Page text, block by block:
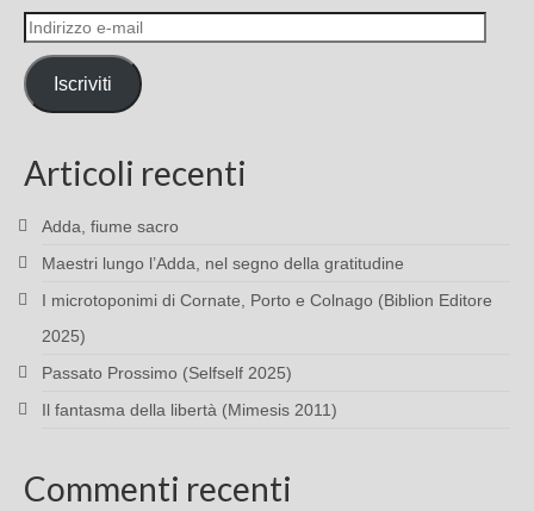
Indirizzo
e-
mail
Iscriviti
Articoli recenti
Adda, fiume sacro
Maestri lungo l’Adda, nel segno della gratitudine
I microtoponimi di Cornate, Porto e Colnago (Biblion Editore
2025)
Passato Prossimo (Selfself 2025)
Il fantasma della libertà (Mimesis 2011)
Commenti recenti